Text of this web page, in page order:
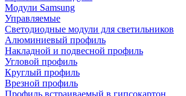
Модули Samsung
Управляемые
Светодиодные модули для светильников
Алюминиевый профиль
Накладной и подвесной профиль
Угловой профиль
Круглый профиль
Врезной профиль
Профиль встраиваемый в гипсокартон